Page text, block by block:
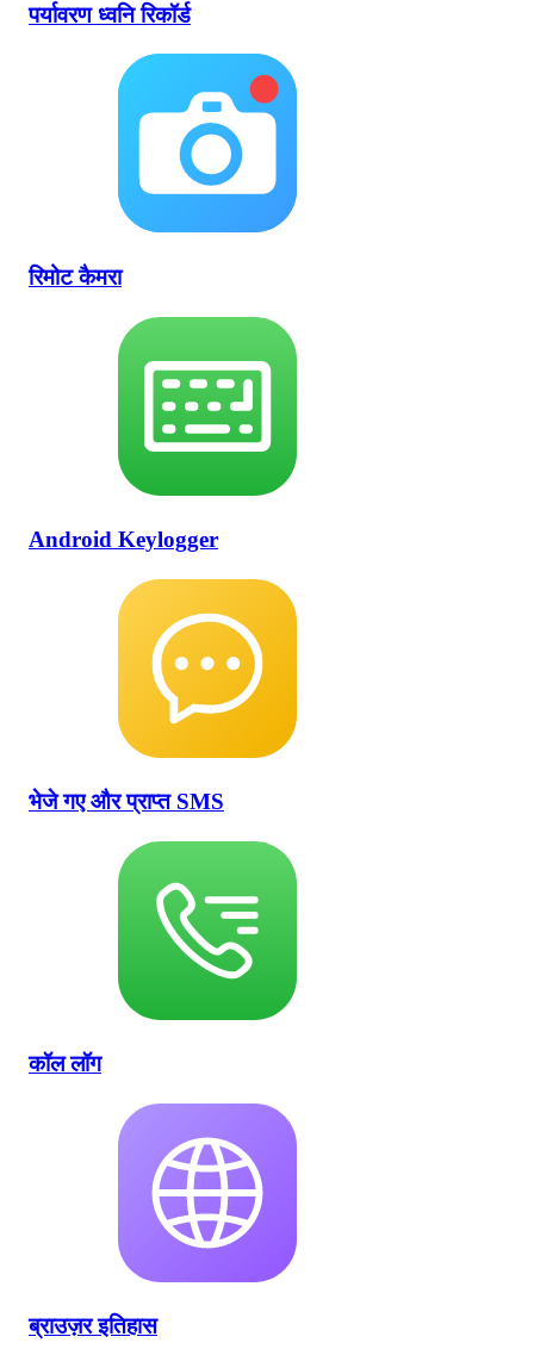
पर्यावरण ध्वनि रिकॉर्ड
रिमोट कैमरा
Android Keylogger
भेजे गए और प्राप्त SMS
कॉल लॉग
ब्राउज़र इतिहास